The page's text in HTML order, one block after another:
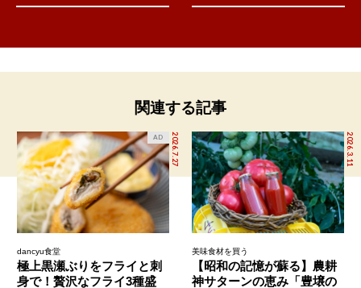
関連する記事
2026.7.27
AD
dancyu食堂
極上黒瀬ぶりをフライと刺
身で！贅沢なフライ3種盛
2026.3.11
美味食材を買う
【昭和の記憶が蘇る】農耕
神サターンの恵み「豊壌の